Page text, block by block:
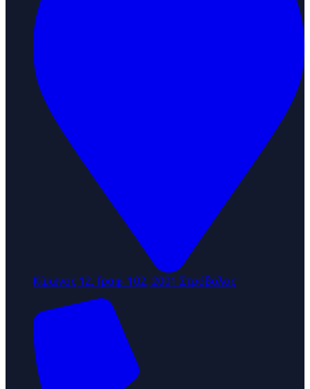
Κίμωνος 12, Γραφ. 102, 2001 Στρόβολος